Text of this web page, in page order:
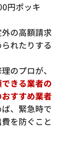
円ポッキ
の高額請求
れたりする
のプロが、
きる業者の
すすめ業者
、緊急時で
を防ぐこと